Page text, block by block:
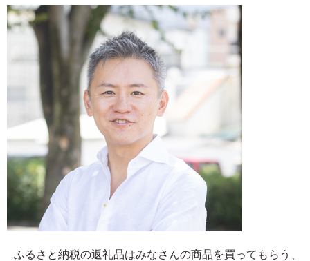
ふるさと納税の返礼品はみなさんの商品を買ってもらう、